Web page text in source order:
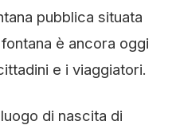
pubblica situata
è ancora oggi
e i viaggiatori.
di nascita di